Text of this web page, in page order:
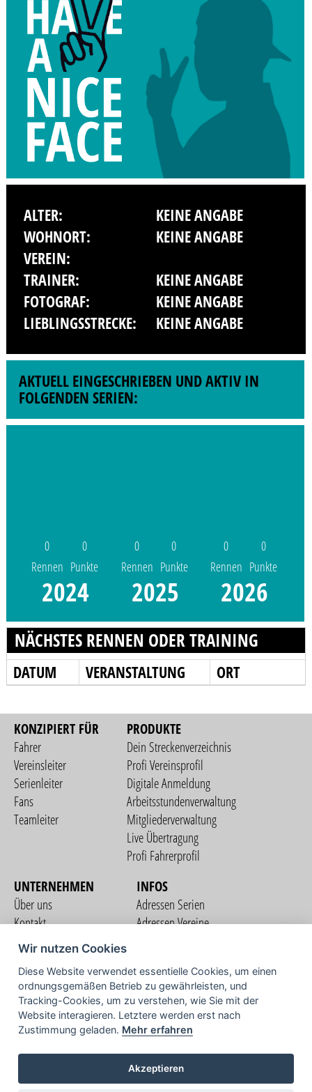
ALTER:
KEINE ANGABE
WOHNORT:
KEINE ANGABE
VEREIN:
TRAINER:
KEINE ANGABE
FOTOGRAF:
KEINE ANGABE
LIEBLINGSSTRECKE:
KEINE ANGABE
AKTUELL EINGESCHRIEBEN UND AKTIV IN
FOLGENDEN SERIEN:
0
Rennen
0
Punkte
2024
0
Rennen
0
Punkte
2025
0
Rennen
0
Punkte
2026
NÄCHSTES RENNEN ODER TRAINING
DATUM VERANSTALTUNG ORT
KONZIPIERT FÜR
Fahrer
Vereinsleiter
Serienleiter
Fans
Teamleiter
PRODUKTE
Dein Streckenverzeichnis
Profi Vereinsprofil
Digitale Anmeldung
Arbeitsstundenverwaltung
Mitgliederverwaltung
Live Übertragung
Profi Fahrerprofil
UNTERNEHMEN
Über uns
Kontakt
Nutzungsbedingungen
Datenschutzerklärung
Impressum
INFOS
Adressen Serien
Adressen Vereine
COMMUNITY
TV
Wir nutzen Cookies
Diese Website verwendet essentielle Cookies, um einen
ordnungsgemäßen Betrieb zu gewährleisten, und
Tracking-Cookies, um zu verstehen, wie Sie mit der
Website interagieren. Letztere werden erst nach
Zustimmung geladen. Mehr erfahren
Akzeptieren